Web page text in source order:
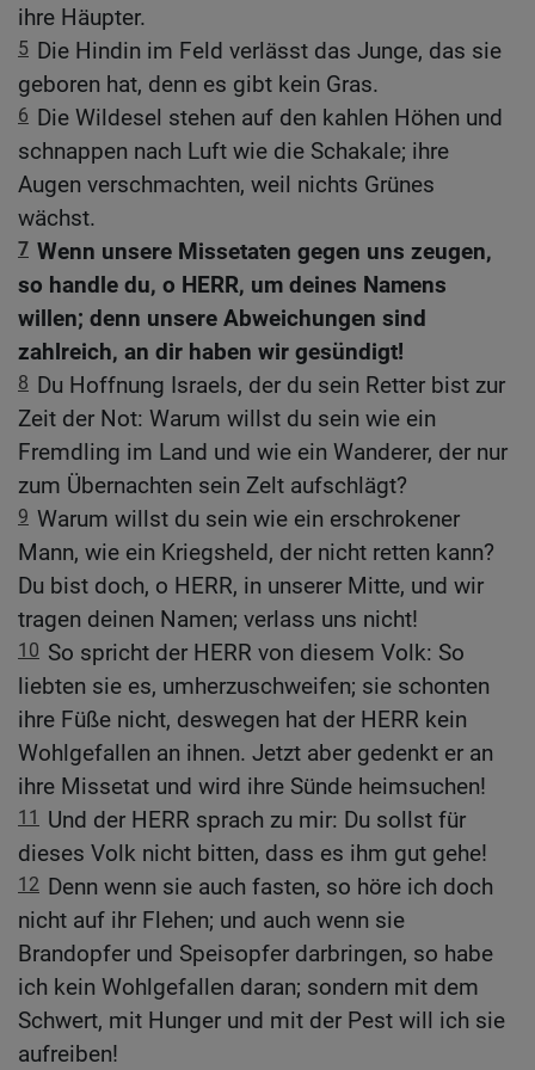
ihre Häupter.
5 Die Hindin im Feld verlässt das Junge, das sie
geboren hat, denn es gibt kein Gras.
6 Die Wildesel stehen auf den kahlen Höhen und
schnappen nach Luft wie die Schakale; ihre
Augen verschmachten, weil nichts Grünes
wächst.
7 Wenn unsere Missetaten gegen uns zeugen,
so handle du, o HERR, um deines Namens
willen; denn unsere Abweichungen sind
zahlreich, an dir haben wir gesündigt!
8 Du Hoffnung Israels, der du sein Retter bist zur
Zeit der Not: Warum willst du sein wie ein
Fremdling im Land und wie ein Wanderer, der nur
zum Übernachten sein Zelt aufschlägt?
9 Warum willst du sein wie ein erschrokener
Mann, wie ein Kriegsheld, der nicht retten kann?
Du bist doch, o HERR, in unserer Mitte, und wir
tragen deinen Namen; verlass uns nicht!
10 So spricht der HERR von diesem Volk: So
liebten sie es, umherzuschweifen; sie schonten
ihre Füße nicht, deswegen hat der HERR kein
Wohlgefallen an ihnen. Jetzt aber gedenkt er an
ihre Missetat und wird ihre Sünde heimsuchen!
11
Und der HERR sprach zu mir: Du sollst für
dieses Volk nicht bitten, dass es ihm gut gehe!
12 Denn wenn sie auch fasten, so höre ich doch
nicht auf ihr Flehen; und auch wenn sie
Brandopfer und Speisopfer darbringen, so habe
ich kein Wohlgefallen daran; sondern mit dem
Schwert, mit Hunger und mit der Pest will ich sie
aufreiben!